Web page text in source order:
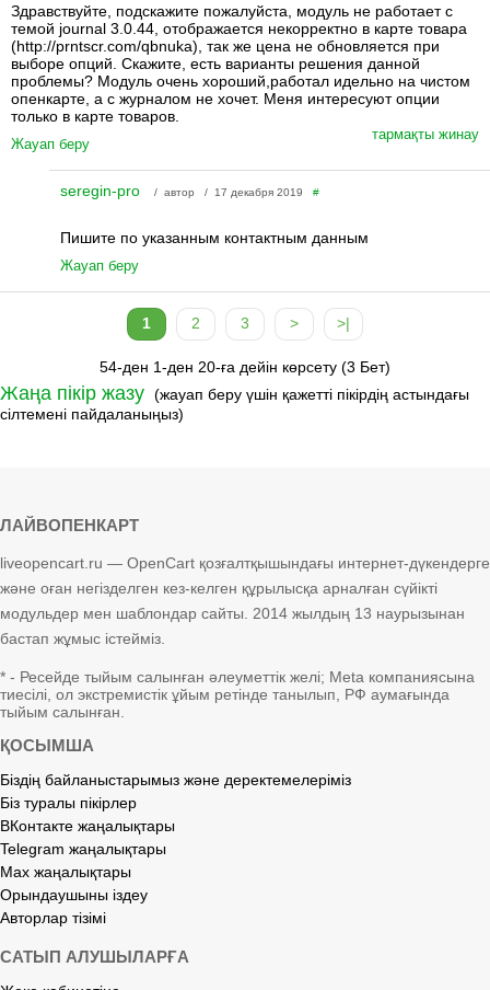
Здравствуйте, подскажите пожалуйста, модуль не работает с
темой journal 3.0.44, отображается некорректно в карте товара
(http://prntscr.com/qbnuka), так же цена не обновляется при
выборе опций. Скажите, есть варианты решения данной
проблемы? Модуль очень хороший,работал идельно на чистом
опенкарте, а с журналом не хочет. Меня интересуют опции
только в карте товаров.
Жауап беру
тармақты жинау
seregin-pro / автор / 17 декабря 2019 #
Пишите по указанным контактным данным
Жауап беру
1 2 3 > >|
54-ден 1-ден 20-ға дейін көрсету (3 Бет)
Жаңа пікір жазу (жауап беру үшін қажетті пікірдің астындағы
сілтемені пайдаланыңыз)
ЛАЙВОПЕНКАРТ
liveopencart.ru — OpenCart қозғалтқышындағы интернет-дүкендерге
және оған негізделген кез-келген құрылысқа арналған сүйікті
модульдер мен шаблондар сайты. 2014 жылдың 13 наурызынан
бастап жұмыс істейміз.
* - Ресейде тыйым салынған әлеуметтік желі; Meta компаниясына
тиесілі, ол экстремистік ұйым ретінде танылып, РФ аумағында
тыйым салынған.
ҚОСЫМША
Біздің байланыстарымыз және деректемелеріміз
Біз туралы пікірлер
ВКонтакте жаңалықтары
Telegram жаңалықтары
Max жаңалықтары
Орындаушыны іздеу
Авторлар тізімі
САТЫП АЛУШЫЛАРҒА